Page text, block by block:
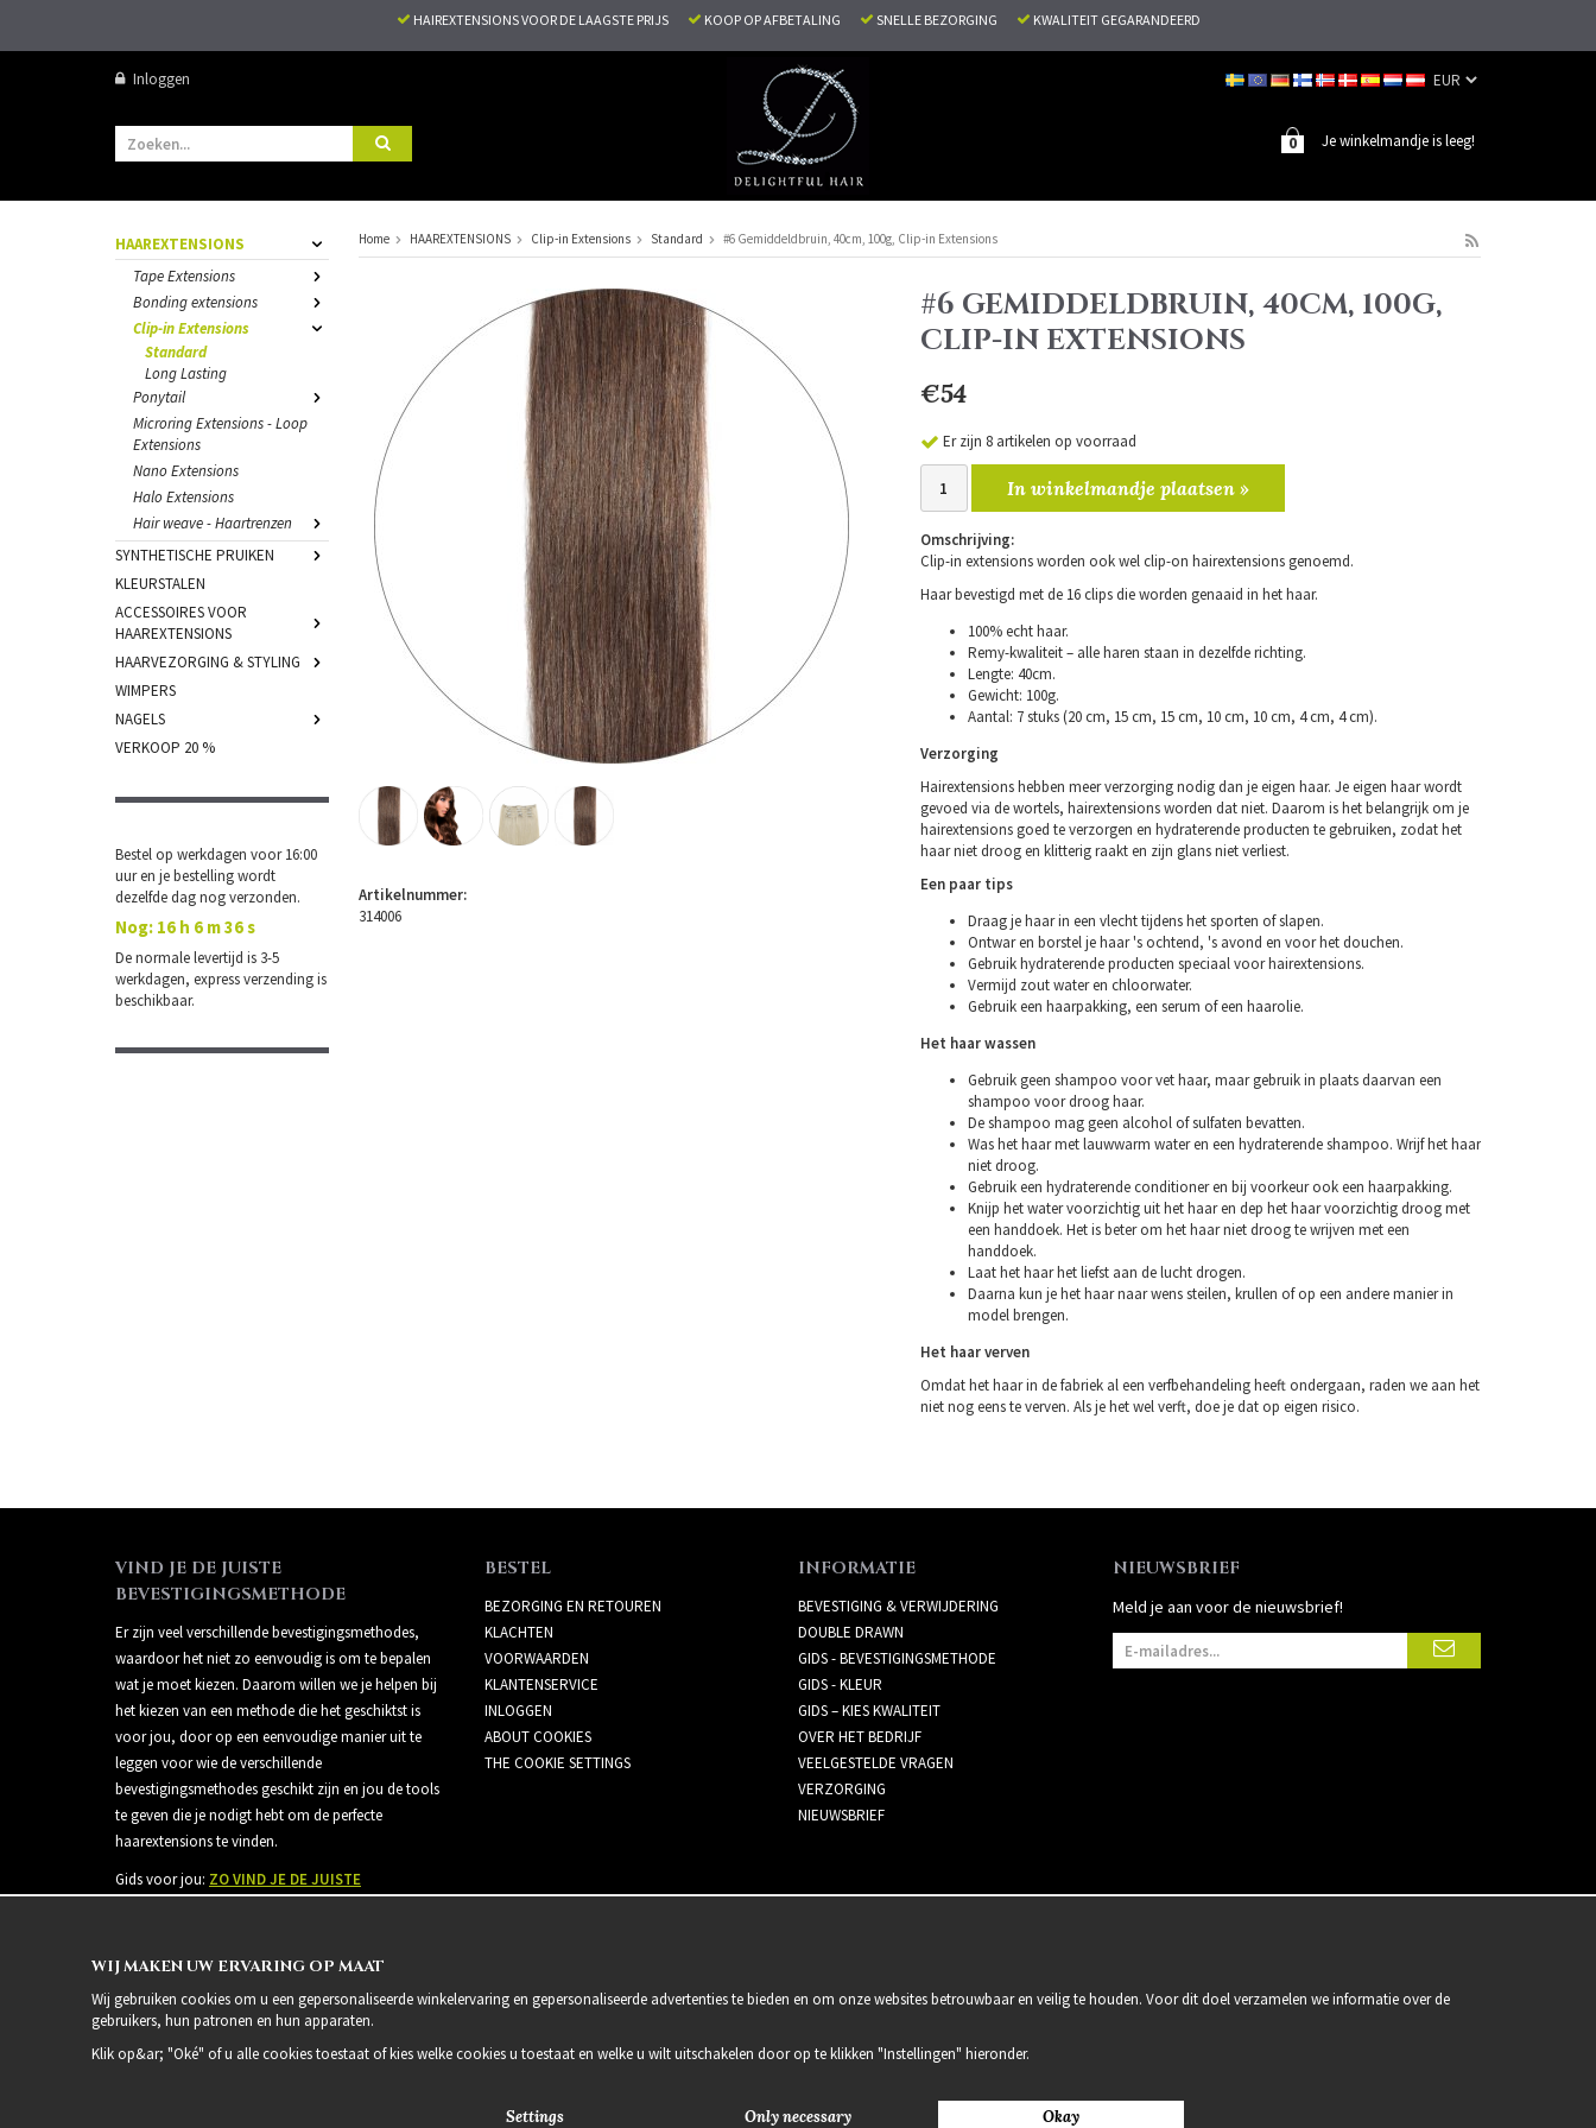
HAIREXTENSIONS VOOR DE LAAGSTE PRIJS KOOP OP AFBETALING SNELLE BEZORGING KWALITEIT GEGARANDEERD
Inloggen
Je winkelmandje is leeg!
0
HAAREXTENSIONS
Tape Extensions
Bonding extensions
Clip-in Extensions
Standard
Long Lasting
Ponytail
Microring Extensions - Loop
Extensions
Nano Extensions
Halo Extensions
Hair weave - Haartrenzen
SYNTHETISCHE PRUIKEN
KLEURSTALEN
ACCESSOIRES VOOR
HAAREXTENSIONS
HAARVEZORGING & STYLING
WIMPERS
NAGELS
VERKOOP 20 %
Bestel op werkdagen voor 16:00
uur en je bestelling wordt
dezelfde dag nog verzonden.
Nog: 16 h 6 m 35 s
De normale levertijd is 3-5
werkdagen, express verzending is
beschikbaar.
Home HAAREXTENSIONS Clip-in Extensions Standard #6 Gemiddeldbruin, 40cm, 100g, Clip-in Extensions
#6 GEMIDDELDBRUIN, 40CM, 100G,
CLIP-IN EXTENSIONS
€54
Er zijn 8 artikelen op voorraad
In winkelmandje plaatsen »
Omschrijving:
Clip-in extensions worden ook wel clip-on hairextensions genoemd.
Haar bevestigd met de 16 clips die worden genaaid in het haar.
100% echt haar.
Remy-kwaliteit – alle haren staan in dezelfde richting.
Lengte: 40cm.
Gewicht: 100g.
Aantal: 7 stuks (20 cm, 15 cm, 15 cm, 10 cm, 10 cm, 4 cm, 4 cm).
Verzorging
Hairextensions hebben meer verzorging nodig dan je eigen haar. Je eigen haar wordt
gevoed via de wortels, hairextensions worden dat niet. Daarom is het belangrijk om je
hairextensions goed te verzorgen en hydraterende producten te gebruiken, zodat het
haar niet droog en klitterig raakt en zijn glans niet verliest.
Een paar tips
Draag je haar in een vlecht tijdens het sporten of slapen.
Ontwar en borstel je haar 's ochtend, 's avond en voor het douchen.
Gebruik hydraterende producten speciaal voor hairextensions.
Vermijd zout water en chloorwater.
Gebruik een haarpakking, een serum of een haarolie.
Het haar wassen
Gebruik geen shampoo voor vet haar, maar gebruik in plaats daarvan een
shampoo voor droog haar.
De shampoo mag geen alcohol of sulfaten bevatten.
Was het haar met lauwwarm water en een hydraterende shampoo. Wrijf het haar
niet droog.
Gebruik een hydraterende conditioner en bij voorkeur ook een haarpakking.
Knijp het water voorzichtig uit het haar en dep het haar voorzichtig droog met
een handdoek. Het is beter om het haar niet droog te wrijven met een
handdoek.
Laat het haar het liefst aan de lucht drogen.
Daarna kun je het haar naar wens steilen, krullen of op een andere manier in
model brengen.
Het haar verven
Omdat het haar in de fabriek al een verfbehandeling heeft ondergaan, raden we aan het
niet nog eens te verven. Als je het wel verft, doe je dat op eigen risico.
Artikelnummer:
314006
VIND JE DE JUISTE
BEVESTIGINGSMETHODE
Er zijn veel verschillende bevestigingsmethodes,
waardoor het niet zo eenvoudig is om te bepalen
wat je moet kiezen. Daarom willen we je helpen bij
het kiezen van een methode die het geschiktst is
voor jou, door op een eenvoudige manier uit te
leggen voor wie de verschillende
bevestigingsmethodes geschikt zijn en jou de tools
te geven die je nodigt hebt om de perfecte
haarextensions te vinden.
Gids voor jou: ZO VIND JE DE JUISTE
BESTEL
BEZORGING EN RETOUREN
KLACHTEN
VOORWAARDEN
KLANTENSERVICE
INLOGGEN
ABOUT COOKIES
THE COOKIE SETTINGS
INFORMATIE
BEVESTIGING & VERWIJDERING
DOUBLE DRAWN
GIDS - BEVESTIGINGSMETHODE
GIDS - KLEUR
GIDS – KIES KWALITEIT
OVER HET BEDRIJF
VEELGESTELDE VRAGEN
VERZORGING
NIEUWSBRIEF
NIEUWSBRIEF
Meld je aan voor de nieuwsbrief!
2021 Delightful Hair
WIJ MAKEN UW ERVARING OP MAAT
Wij gebruiken cookies om u een gepersonaliseerde winkelervaring en gepersonaliseerde advertenties te bieden en om onze websites betrouwbaar en veilig te houden. Voor dit doel verzamelen we informatie over de
gebruikers, hun patronen en hun apparaten.
Klik op&ar; "Oké" of u alle cookies toestaat of kies welke cookies u toestaat en welke u wilt uitschakelen door op te klikken "Instellingen" hieronder.
Settings Only necessary Okay